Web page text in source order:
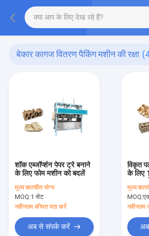
बेकार कागज वितरण पैकिंग मशीन की रक्षा
शॉक एब्जॉर्प्शन पेपर ट्रे बनाने
के लिए फोम मशीन को बदलें
मूल्य:बातचीत योग्य
MOQ:1 सेट
नवीनतम कीमत पता करें
अब से संपर्क करें
विकृत
के लिए
12kw
मशीन
मूल्य:
MOQ:
नवीनतम